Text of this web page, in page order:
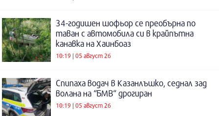
34-годишен шофьор се преобърна по
таван с автомобила си в крайпътна
канавка на Хаинбоаз
10:19 | 05 август 26
Спипаха водач в Казанлъшко, седнал зад
волана на “БМВ“ дрогиран
10:19 | 05 август 26